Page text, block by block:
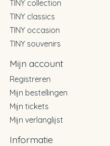
TINY collection
TINY classics
TINY occasion
TINY souvenirs
Mijn account
Registreren
Mijn bestellingen
Mijn tickets
Mijn verlanglijst
Informatie